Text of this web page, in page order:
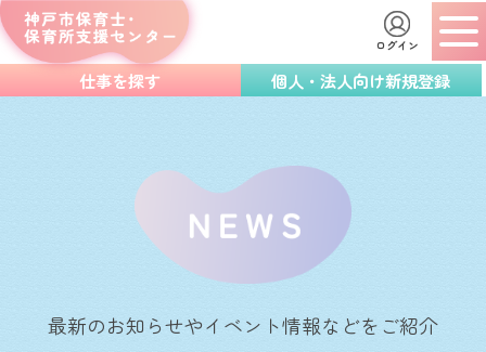
ログイン
仕事を探す 個人・法人向け新規登録
最新のお知らせやイベント情報などをご紹介